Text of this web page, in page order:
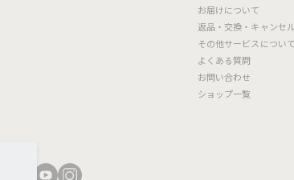
お届けについて
返品・交換・キャンセ
その他サービスについて
よくある質問
お問い合わせ
ショップ一覧